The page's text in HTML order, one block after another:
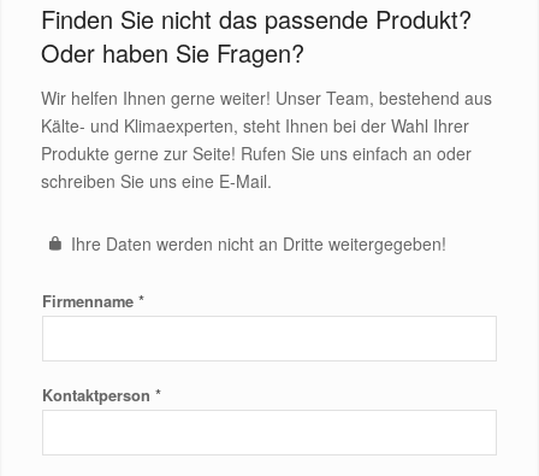
Finden Sie nicht das passende Produkt?
Oder haben Sie Fragen?
Wir helfen Ihnen gerne weiter! Unser Team, bestehend aus
Kälte- und Klimaexperten, steht Ihnen bei der Wahl Ihrer
Produkte gerne zur Seite! Rufen Sie uns einfach an oder
schreiben Sie uns eine E-Mail.
Ihre Daten werden nicht an Dritte weitergegeben!
Firmenname *
Kontaktperson *